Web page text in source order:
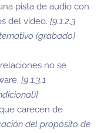
pista de audio con
del vídeo. [9.1.2.3
(grabado)
no se
[9.1.3.1
carecen de
del propósito de